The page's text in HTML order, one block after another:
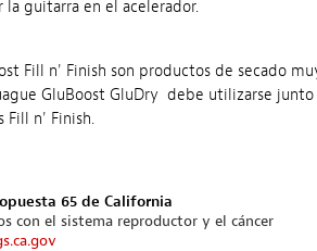
la guitarra en el acelerador.
Fill n' Finish son productos de secado
GluBoost GluDry debe utilizarse junto
Fill n' Finish.
65 de California
con el sistema reproductor y el cáncer